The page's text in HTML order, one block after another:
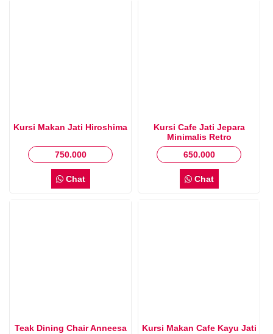
Kursi Makan Jati Hiroshima
750.000
Chat
Kursi Cafe Jati Jepara
Minimalis Retro
650.000
Chat
Teak Dining Chair Anneesa Kursi Makan Cafe Kayu Jati